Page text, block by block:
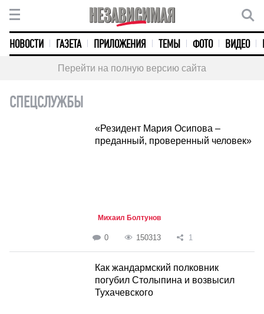
НОВОСТИ ГАЗЕТА ПРИЛОЖЕНИЯ ТЕМЫ ФОТО ВИДЕО
Перейти на полную версию сайта
СПЕЦСЛУЖБЫ
«Резидент Мария Осипова –
преданный, проверенный человек»
Михаил Болтунов
0 150313 1
Как жандармский полковник
погубил Столыпина и возвысил
Тухачевского